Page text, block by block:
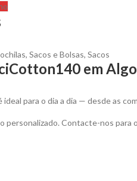
Sacos e Bolsas, Sacos
em
para o dia a dia — desde as
personalizado. Contacte-nos